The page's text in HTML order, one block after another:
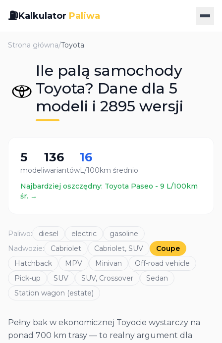
⛽Kalkulator Paliwa
Strona główna/Toyota
Ile palą samochody
Toyota? Dane dla 5
modeli i 2895 wersji
5
modeli
136
wariantów
16
L/100km średnio
Najbardziej oszczędny: Toyota Paseo - 9 L/100km
śr. →
Paliwo: diesel electric
gasoline
Nadwozie: Cabriolet Cabriolet, SUV
Coupe
Hatchback
MPV Minivan
Off-road vehicle
Pick-up
SUV SUV, Crossover
Sedan
Station wagon (estate)
Pełny bak w ekonomicznej Toyocie wystarczy na
ponad 700 km trasy — to realny argument dla